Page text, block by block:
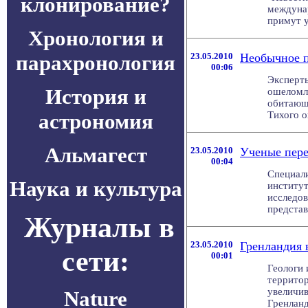
Хронология и
парахронология
История и
астрономия
Альмагест
Наука и культура
Журналы в
сети:
Nature
примут
23.05.2010
00:06
Необычное
Тихого
23.05.2010
00:04
Ученые
23.05.2010
00:01
Гренландия
Геологи